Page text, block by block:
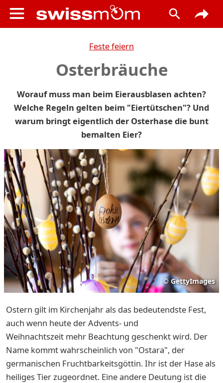
Feste feiern
Osterbräuche
Worauf muss man beim Eierausblasen achten?
Welche Regeln gelten beim "Eiertütschen"? Und
warum bringt eigentlich der Osterhase die bunt
bemalten Eier?
© GettyImages
Ostern gilt im Kirchenjahr als das bedeutendste Fest,
auch wenn heute der Advents- und
Weihnachtszeit mehr Beachtung geschenkt wird. Der
Name kommt wahrscheinlich von "Ostara", der
germanischen Fruchtbarkeitsgöttin. Ihr ist der Hase als
heiliges Tier zugeordnet. Eine andere Deutung ist die